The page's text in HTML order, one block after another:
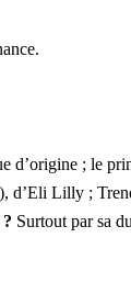
d’origine ; le
d’Eli Lilly ;
Surtout par sa